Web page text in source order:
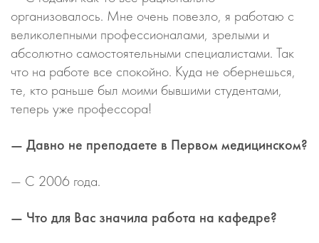
организовалось. Мне очень повезло, я работаю с
великолепными профессионалами, зрелыми и
абсолютно самостоятельными специалистами. Так
что на работе все спокойно. Куда не обернешься,
те, кто раньше был моими бывшими студентами,
теперь уже профессора!
— Давно не преподаете в Первом медицинском?
— С 2006 года.
— Что для Вас значила работа на кафедре?